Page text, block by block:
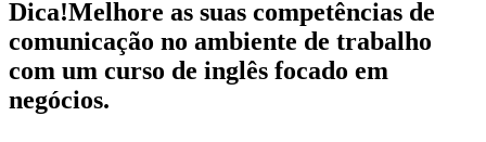
Dica!Melhore as suas competências de
comunicação no ambiente de trabalho
com um curso de inglês focado em
negócios.